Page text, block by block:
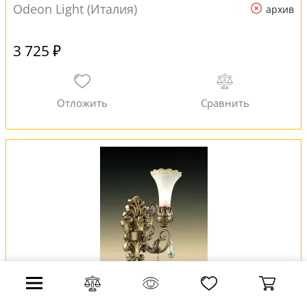
Odeon Light (Италия) архив
3 725 ₽